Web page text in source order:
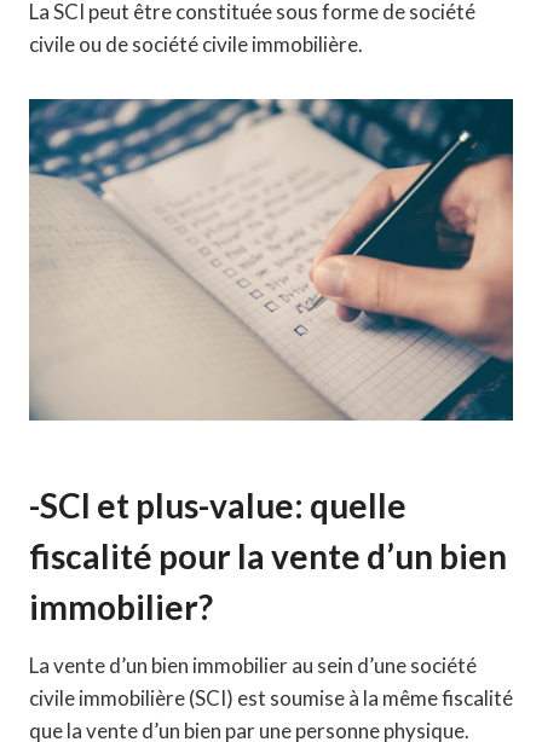
La SCI peut être constituée sous forme de société
civile ou de société civile immobilière.
-SCI et plus-value: quelle
fiscalité pour la vente d’un bien
immobilier?
La vente d’un bien immobilier au sein d’une société
civile immobilière (SCI) est soumise à la même fiscalité
que la vente d’un bien par une personne physique.